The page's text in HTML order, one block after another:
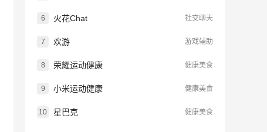
6 火花Chat 社交聊天
7 欢游 游戏辅助
8 荣耀运动健康 健康美食
9 小米运动健康 健康美食
10 星巴克 健康美食